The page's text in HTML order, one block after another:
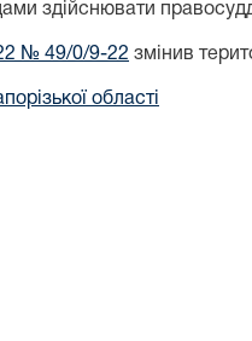
здійснювати
№ 49/0/9-22 змінив
області